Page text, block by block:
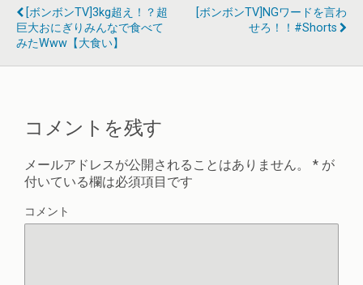
[ボンボンTV]3kg超え！？超
巨大おにぎりみんなで食べて
みたwww【大食い】
[ボンボンTV]NGワードを言わ
せろ！！#shorts
コメントを残す
メールアドレスが公開されることはありません。 * が
付いている欄は必須項目です
コメント